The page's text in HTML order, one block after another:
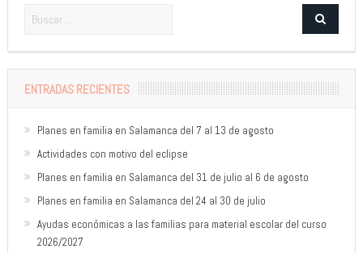
ENTRADAS RECIENTES
Planes en familia en Salamanca del 7 al 13 de agosto
Actividades con motivo del eclipse
Planes en familia en Salamanca del 31 de julio al 6 de agosto
Planes en familia en Salamanca del 24 al 30 de julio
Ayudas económicas a las familias para material escolar del curso
2026/2027